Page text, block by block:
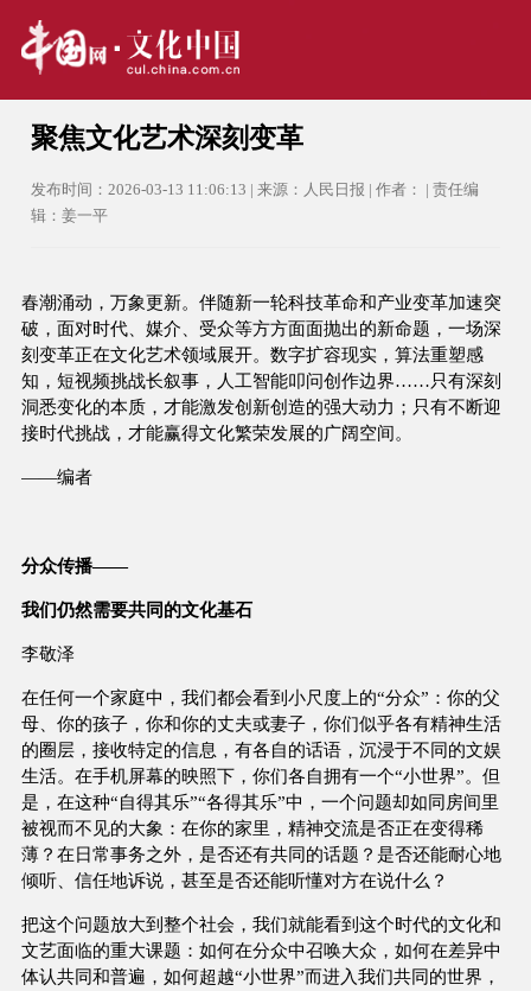
聚焦文化艺术深刻变革
发布时间：2026-03-13 11:06:13 | 来源：人民日报 | 作者： | 责任编
辑：姜一平
春潮涌动，万象更新。伴随新一轮科技革命和产业变革加速突
破，面对时代、媒介、受众等方方面面抛出的新命题，一场深
刻变革正在文化艺术领域展开。数字扩容现实，算法重塑感
知，短视频挑战长叙事，人工智能叩问创作边界……只有深刻
洞悉变化的本质，才能激发创新创造的强大动力；只有不断迎
接时代挑战，才能赢得文化繁荣发展的广阔空间。
——编者
分众传播——
我们仍然需要共同的文化基石
李敬泽
在任何一个家庭中，我们都会看到小尺度上的“分众”：你的父
母、你的孩子，你和你的丈夫或妻子，你们似乎各有精神生活
的圈层，接收特定的信息，有各自的话语，沉浸于不同的文娱
生活。在手机屏幕的映照下，你们各自拥有一个“小世界”。但
是，在这种“自得其乐”“各得其乐”中，一个问题却如同房间里
被视而不见的大象：在你的家里，精神交流是否正在变得稀
薄？在日常事务之外，是否还有共同的话题？是否还能耐心地
倾听、信任地诉说，甚至是否还能听懂对方在说什么？
把这个问题放大到整个社会，我们就能看到这个时代的文化和
文艺面临的重大课题：如何在分众中召唤大众，如何在差异中
体认共同和普遍，如何超越“小世界”而进入我们共同的世界，